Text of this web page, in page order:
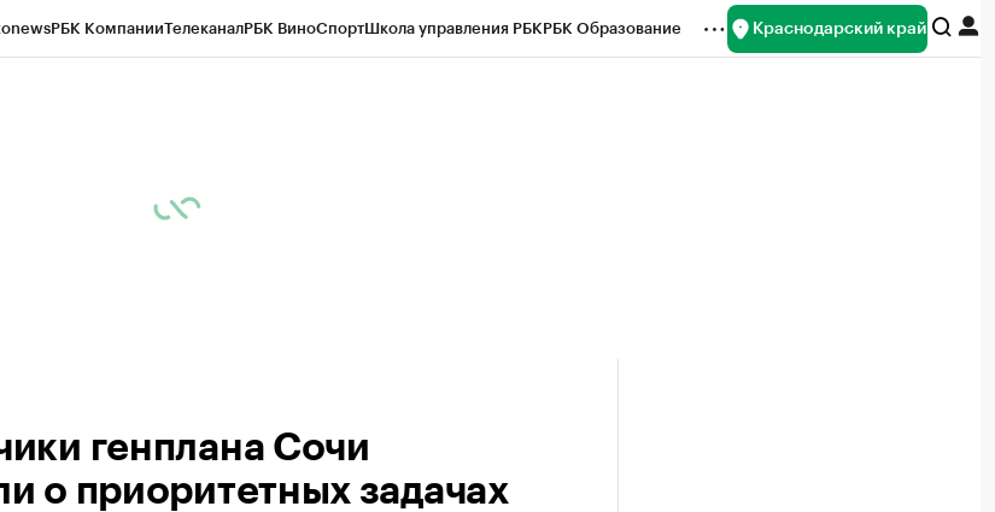
РБК КомпанииТелеканалРБК ВиноСпортШкола управления РБКРБК Образование Краснодарский край
генплана Сочи
о приоритетных задачах